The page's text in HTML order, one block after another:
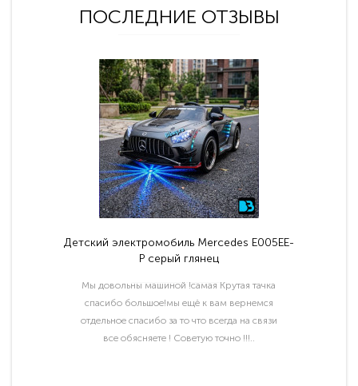
ПОСЛЕДНИЕ ОТЗЫВЫ
Детский электромобиль Mercedes E005EE-
P серый глянец
Мы довольны машиной !самая Крутая тачка
спасибо большое!мы ещё к вам вернемся
отдельное спасибо за то что всегда на связи
все обясняете ! Советую точно !!!..